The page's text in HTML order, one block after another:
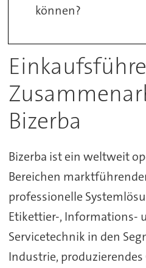
können?
Bizerba
Bizerba ist ein weltweit
Bereichen
professionelle
Etikettier-, Informations-
Servicetechnik in den
Industrie,